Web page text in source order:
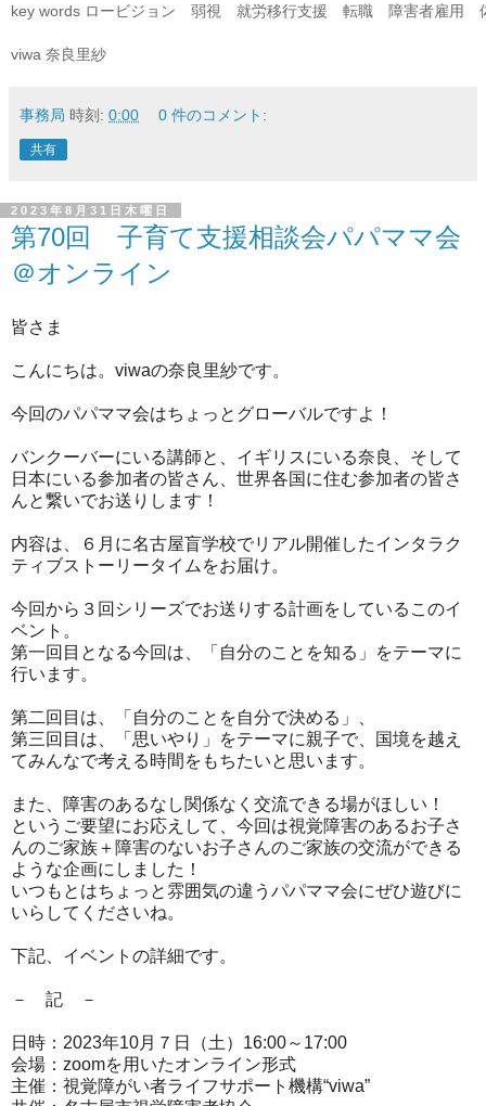
key words ロービジョン　弱視　就労移行支援　転職　障害者雇用　
viwa 奈良里紗
事務局 時刻: 0:00 0 件のコメント:
共有
2023年8月31日木曜日
第70回 子育て支援相談会パパママ会
＠オンライン
皆さま
こんにちは。viwaの奈良里紗です。
今回のパパママ会はちょっとグローバルですよ！
バンクーバーにいる講師と、 イギリスにいる奈良、そして
日本にいる参加者の皆さん、世界各国に住む参加者の皆さ
んと繋いでお送りし ます！
内容は、６月に名古屋盲学校でリアル開催したインタラク
ティブス トーリータイムをお届け。
今回から３回シリーズでお送りする計画をしているこのイ
ベント。
第一回目となる今回は、「自分のことを知る」をテーマに
行い ます。
第二回目は、「自分のことを自分で決める」、
第三回目は、「思いやり」をテーマに親子で、国境を越え
てみんなで考える時間をもちたいと思います。
また、障害のあるなし関係なく交流できる場がほしい！
というご要望にお応えして、今回は視覚障害のあるお子さ
んのご家族＋障害のないお子さんのご家族の交流ができる
ような企画にしました！
いつもとはちょっと雰囲気の違うパパママ会にぜひ遊びに
いらして くださいね。
下記、イベントの詳細です。
－ 記 －
日時：2023年10月７日（土）16:00～17:00
会場：zoomを用いたオンライン形式
主催：視覚障がい者ライフサポート機構“viwa”